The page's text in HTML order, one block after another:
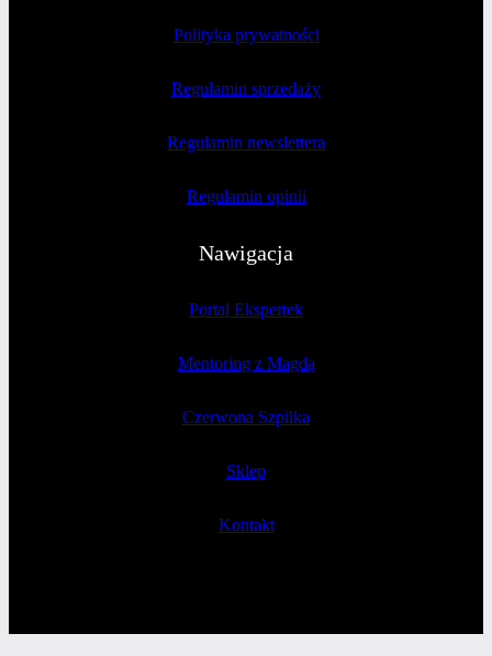
Polityka prywatności
Regulamin sprzedaży
Regulamin newslettera
Regulamin opinii
Nawigacja
Portal Ekspertek
Mentoring z Magdą
Czerwona Szpilka
Sklep
Kontakt